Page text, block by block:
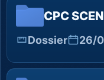
CPC
Dossier 26/